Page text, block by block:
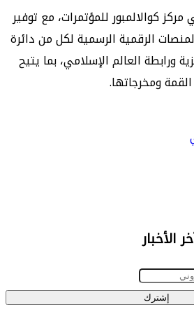
للمؤتمرات، مع توفير
الرسمية لكل من دائرة
العالم الإسلامي، بما يتيح